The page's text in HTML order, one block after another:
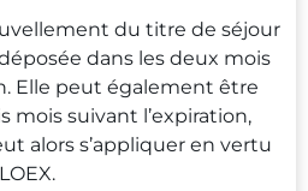
du titre de séjour
dans les deux mois
Elle peut également être
mois suivant l’expiration,
alors s’appliquer en vertu